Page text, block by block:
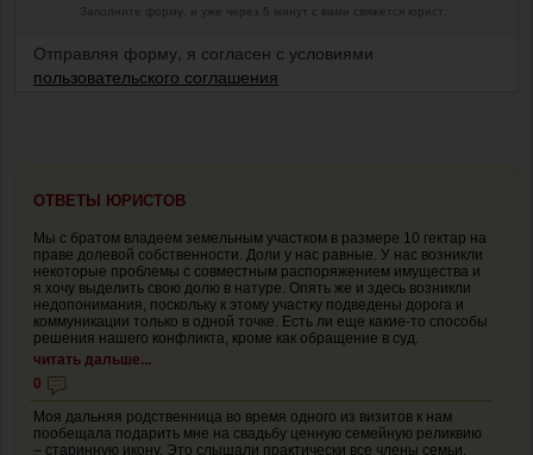
Заполните форму, и уже через 5 минут с вами свяжется юрист.
Отправляя форму, я согласен с условиями
пользовательского соглашения
ОТВЕТЫ ЮРИСТОВ
Мы с братом владеем земельным участком в размере 10 гектар на
праве долевой собственности. Доли у нас равные. У нас возникли
некоторые проблемы с совместным распоряжением имущества и
я хочу выделить свою долю в натуре. Опять же и здесь возникли
недопонимания, поскольку к этому участку подведены дорога и
коммуникации только в одной точке. Есть ли еще какие-то способы
решения нашего конфликта, кроме как обращение в суд.
читать дальше...
0
Моя дальняя родственница во время одного из визитов к нам
пообещала подарить мне на свадьбу ценную семейную реликвию
– старинную икону. Это слышали практически все члены семьи.